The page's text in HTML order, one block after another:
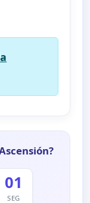
00
SEG